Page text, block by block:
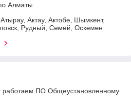
Алматы
Актау, Актобе, Шымкент,
Рудный, Семей, Оскемен
работаем ПО Общеустановленному